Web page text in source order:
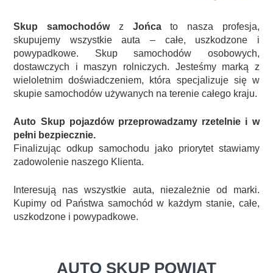
Skup samochodówz Jońcato nasza profesja,
skupujemy wszystkie auta – całe, uszkodzone i
powypadkowe. Skup samochodów osobowych,
dostawczych i maszyn rolniczych. Jesteśmy marką z
wieloletnim doświadczeniem, która specjalizuje się w
skupie samochodów używanych na terenie całego kraju.
Auto Skup pojazdów przeprowadzamy rzetelnie i w
pełni bezpiecznie.
Finalizując odkup samochodu jako priorytet stawiamy
zadowolenie naszego Klienta.
Interesują nas wszystkie auta, niezależnie od marki.
Kupimy od Państwa samochód w każdym stanie, całe,
uszkodzone i powypadkowe.
AUTO SKUP POWIAT